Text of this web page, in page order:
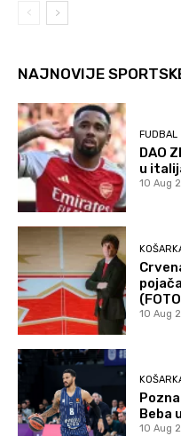
NAJNOVIJE
FUDBAL
DAO
u
10 Aug
10 Aug
Beba
10 Aug